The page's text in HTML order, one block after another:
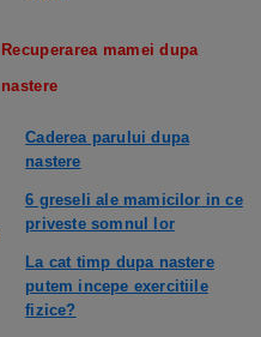
Recuperarea mamei dupa
nastere
Caderea parului dupa
nastere
6 greseli ale mamicilor in ce
priveste somnul lor
La cat timp dupa nastere
putem incepe exercitiile
fizice?